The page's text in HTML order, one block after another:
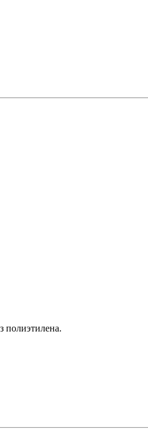
полиэтилена.